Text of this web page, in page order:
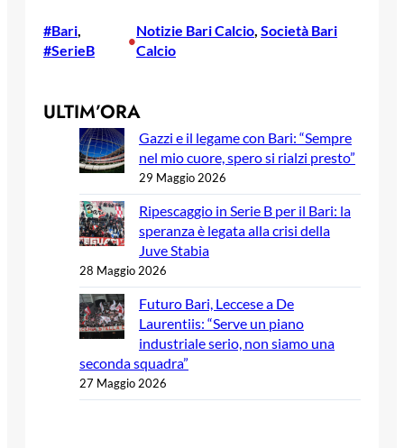
#Bari
#SerieB
•
Notizie Bari Calcio, Società Bari
Calcio
ULTIM’ORA
Gazzi e il legame con Bari: “Sempre
nel mio cuore, spero si rialzi presto”
29 Maggio 2026
Ripescaggio in Serie B per il Bari: la
speranza è legata alla crisi della
Juve Stabia
28 Maggio 2026
Futuro Bari, Leccese a De
Laurentiis: “Serve un piano
industriale serio, non siamo una
seconda squadra”
27 Maggio 2026